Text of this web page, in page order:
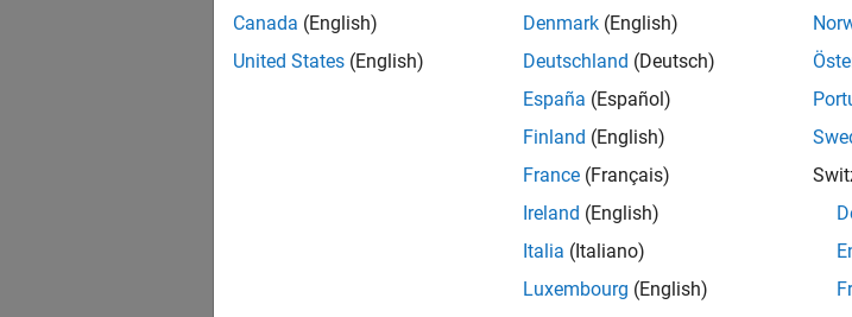
Les descriptions de poste n’ont pas toutes
opportunités de votre région.
Senior Software Quality Engineer
Senior Software Quality Engineer
FR-Meudon| Ingénierie de la qualité |
Leverage your C/C++ development
automated test suites, Hands-on
1
Canada (English)
United States (English)
Denmark (English)
Deutschland (Deutsch)
España (Español)
Finland (English)
France (Français)
Ireland (English)
Italia (Italiano)
Luxembourg (English)